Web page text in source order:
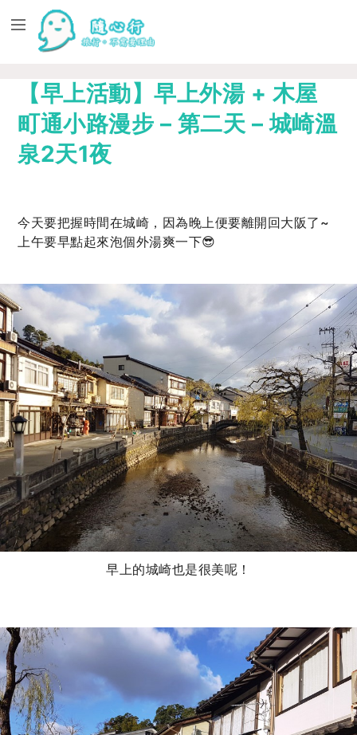
【早上活動】早上外湯 + 木屋
町通小路漫步 – 第二天 – 城崎溫
泉2天1夜
今天要把握時間在城崎，因為晚上便要離開回大阪了~
上午要早點起來泡個外湯爽一下😎
早上的城崎也是很美呢！